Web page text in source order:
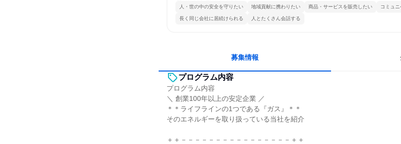
人・世の中の安全を守りたい 地域貢献に携わりたい 商品・サービスを販売したい コミュ
長く同じ会社に居続けられる 人とたくさん会話する
募集情報
プログラム内容
プログラム内容
＼ 創業100年以上の安定企業 ／
＊＊ライフラインの1つである『ガス』＊＊
そのエネルギーを取り扱っている当社を紹介
＋＋－－－－－－－－－－－－－－－－＋＋